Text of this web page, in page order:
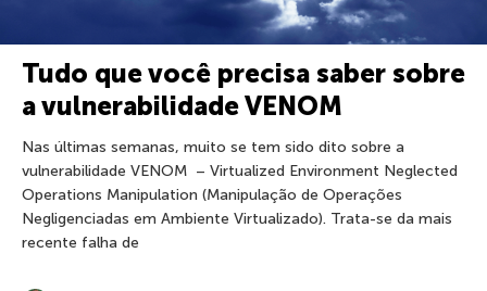
Tudo que você precisa saber sobre
a vulnerabilidade VENOM
Nas últimas semanas, muito se tem sido dito sobre a
vulnerabilidade VENOM – Virtualized Environment Neglected
Operations Manipulation (Manipulação de Operações
Negligenciadas em Ambiente Virtualizado). Trata-se da mais
recente falha de